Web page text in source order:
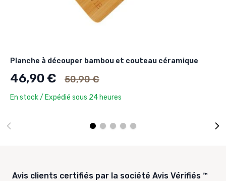
Planche à découper bambou et couteau céramique
46,90 € Ancien prix
50,90 €
En stock / Expédié sous 24 heures
Avis clients certifiés par la société Avis Vérifiés ™